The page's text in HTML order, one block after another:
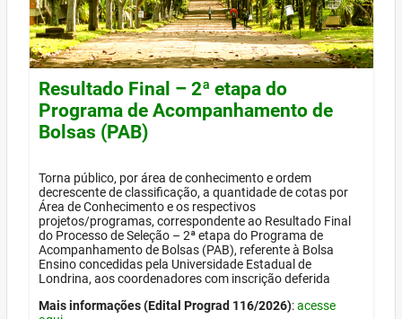
Resultado Final – 2ª etapa do
Programa de Acompanhamento de
Bolsas (PAB)
Torna público, por área de conhecimento e ordem
decrescente de classificação, a quantidade de cotas por
Área de Conhecimento e os respectivos
projetos/programas, correspondente ao Resultado Final
do Processo de Seleção – 2ª etapa do Programa de
Acompanhamento de Bolsas (PAB), referente à Bolsa
Ensino concedidas pela Universidade Estadual de
Londrina, aos coordenadores com inscrição deferida
Mais informações (Edital Prograd 116/2026):acesse